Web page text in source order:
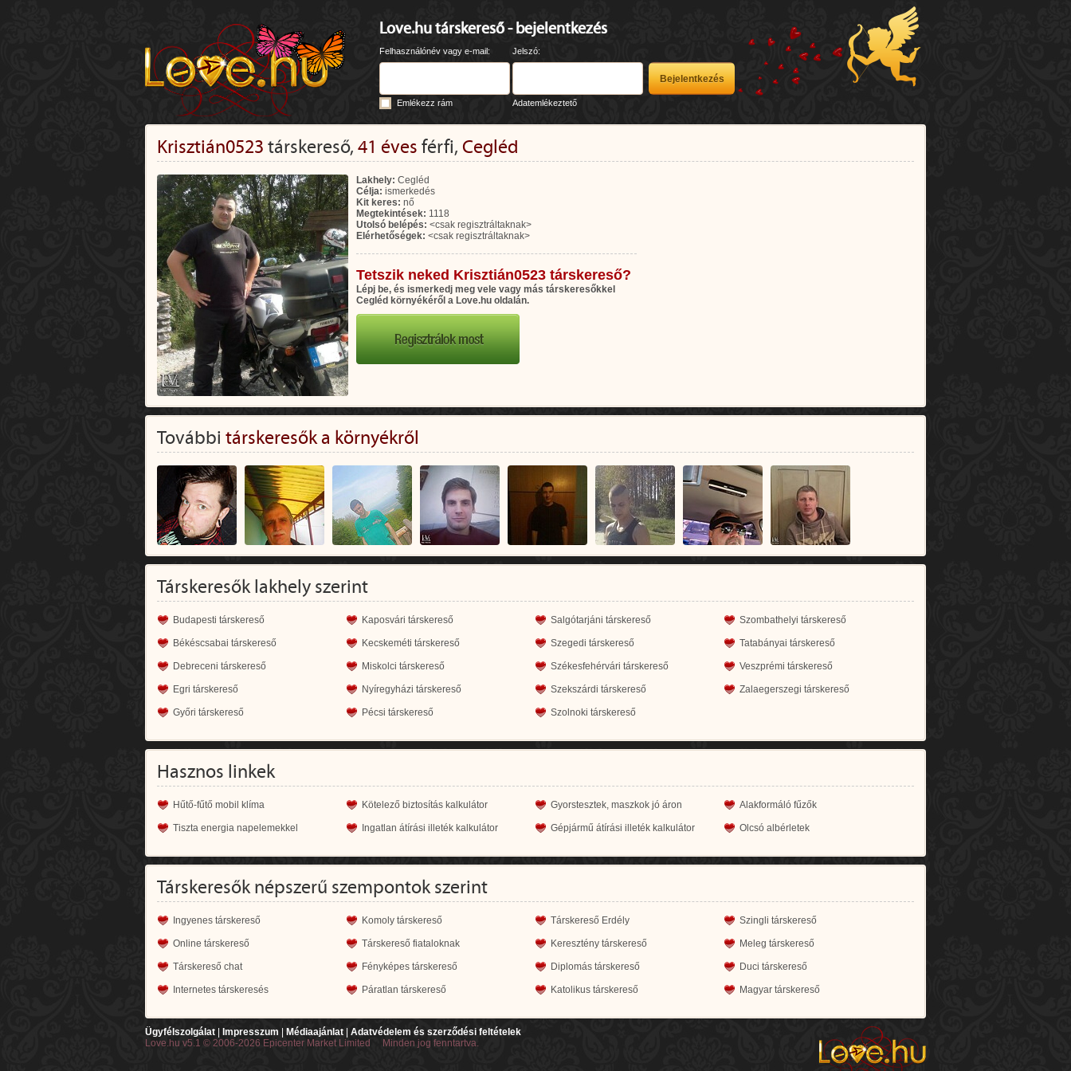
Love.hu társkereső - bejelentkezés
Felhasználónév vagy e-mail: Jelszó:
Emlékezz rám Adatemlékeztető
Krisztián0523 társkereső, 41 éves férfi, Cegléd
Lakhely: Cegléd
Célja: ismerkedés
Kit keres: nő
Megtekintések: 1118
Utolsó belépés: <csak regisztráltaknak>
Elérhetőségek: <csak regisztráltaknak>
Tetszik neked Krisztián0523 társkereső?
Lépj be, és ismerkedj meg vele vagy más társkeresőkkel
Cegléd környékéről a Love.hu oldalán.
További társkeresők a környékről
Társkeresők lakhely szerint
Budapesti társkereső Kaposvári társkereső Salgótarjáni társkereső Szombathelyi társkereső
Békéscsabai társkereső Kecskeméti társkereső Szegedi társkereső Tatabányai társkereső
Debreceni társkereső Miskolci társkereső Székesfehérvári társkereső Veszprémi társkereső
Egri társkereső Nyíregyházi társkereső Szekszárdi társkereső Zalaegerszegi társkereső
Győri társkereső Pécsi társkereső Szolnoki társkereső
Hasznos linkek
Hűtő-fűtő mobil klíma Kötelező biztosítás kalkulátor Gyorstesztek, maszkok jó áron Alakformáló fűzők
Tiszta energia napelemekkel Ingatlan átírási illeték kalkulátor Gépjármű átírási illeték kalkulátor Olcsó albérletek
Társkeresők népszerű szempontok szerint
Ingyenes társkereső Komoly társkereső Társkereső Erdély Szingli társkereső
Online társkereső Társkereső fiataloknak Keresztény társkereső Meleg társkereső
Társkereső chat Fényképes társkereső Diplomás társkereső Duci társkereső
Internetes társkeresés Páratlan társkereső Katolikus társkereső Magyar társkereső
Ügyfélszolgálat Impresszum Médiaajánlat
Adatvédelem és szerződési feltételek
Love.hu v5.1 © 2006-2026 Epicenter Market Limited Minden jog fenntartva.